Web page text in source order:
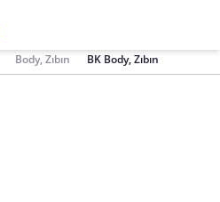
Body, Zıbın BK Body, Zıbın